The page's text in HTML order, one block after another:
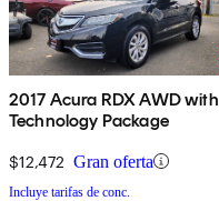
2017 Acura RDX AWD with
Technology Package
$12,472 Gran oferta
Incluye tarifas de conc.